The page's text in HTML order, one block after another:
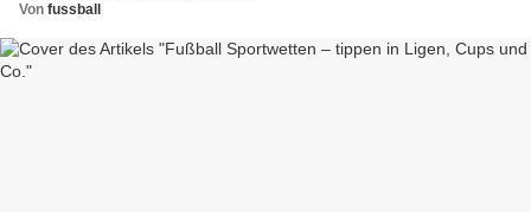
Von fussball